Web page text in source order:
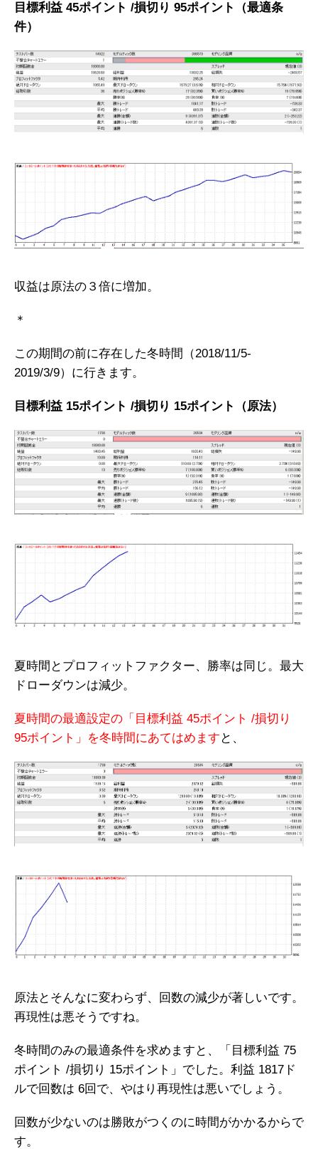
目標利益 45ポイント /損切り 95ポイント（最適条
件）
収益は原法の３倍に増加。
＊
この期間の前に存在した冬時間（2018/11/5-
2019/3/9）に行きます。
目標利益 15ポイント /損切り 15ポイント（原法）
夏時間とプロフィットファクター、勝率は同じ。最大
ドローダウンは減少。
夏時間の最適設定の「目標利益 45ポイント /損切り
95ポイント」を冬時間にあてはめます と、
原法とそんなに変わらず、回数の減少が著しいです。
再現性は悪そうですね。
冬時間のみの最適条件を求めますと、「目標利益 75
ポイント /損切り 15ポイント」でした。利益 1817ド
ルで回数は 6回で、やはり再現性は悪いでしょう。
回数が少ないのは勝敗がつくのに時間がかかるからで
す。